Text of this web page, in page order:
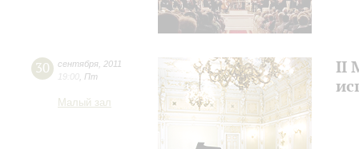
30 сентября 2011
19:00 Пт
Малый зал
II